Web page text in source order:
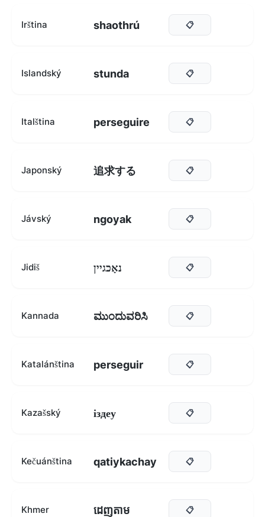
Irština shaothrú 📋
Islandský stunda 📋
Italština perseguire 📋
Japonský 追求する 📋
Jávský ngoyak 📋
Jidiš נאָכגיין 📋
Kannada ಮುಂದುವರಿಸಿ 📋
Katalánština perseguir 📋
Kazašský іздеу 📋
Kečuánština qatiykachay 📋
Khmer ដេញតាម 📋